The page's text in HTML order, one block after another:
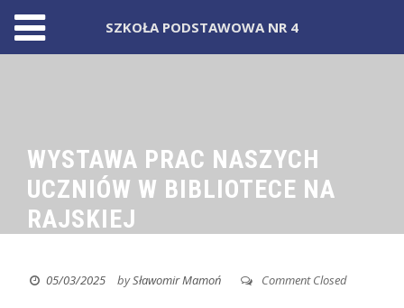
WYSTAWA PRAC NASZYCH
UCZNIÓW W BIBLIOTECE NA
RAJSKIEJ
05/03/2025 bySławomir Mamoń Comment Closed
SZKOŁA PODSTAWOWA NR 4